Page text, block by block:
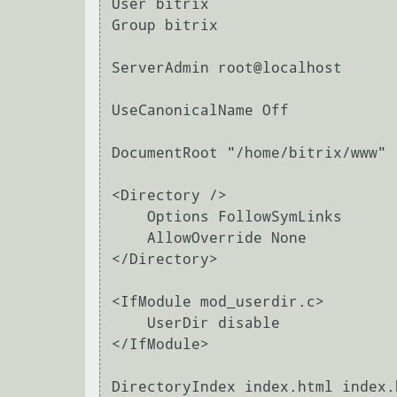
User bitrix
Group bitrix
ServerAdmin root@localhost
UseCanonicalName Off
DocumentRoot "/home/bitrix/www"
<Directory />
</Directory>
<IfModule mod_userdir.c>
</IfModule>
DirectoryIndex index.html